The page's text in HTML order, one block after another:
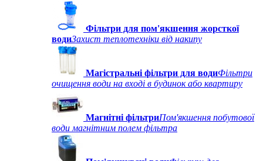
Фільтри для пом'якшення жорсткої
водиЗахист теплотехніки від накипу
Магістральні фільтри для водиФільтри
очищення води на вході в будинок або квартиру
Магнітні фільтриПом'якшення побутової
води магнітним полем фільтра